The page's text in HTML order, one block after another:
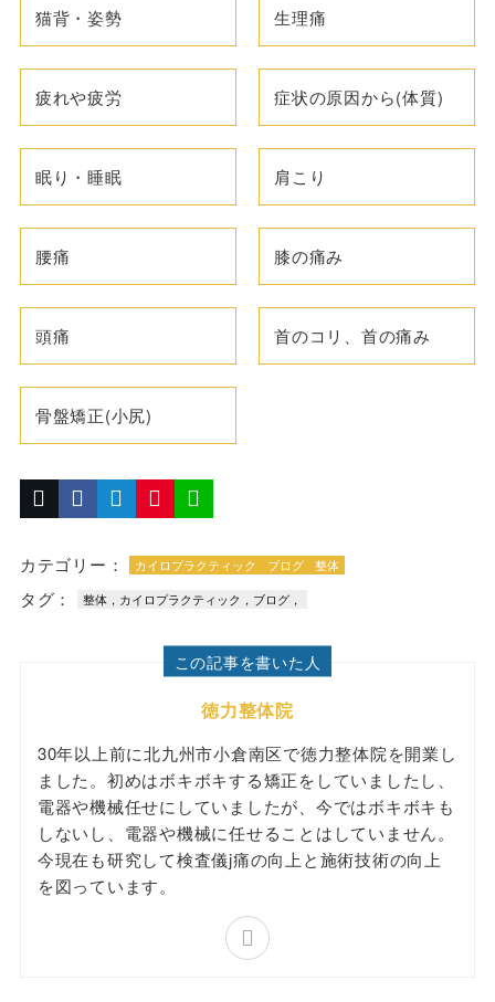
猫背・姿勢 生理痛
疲れや疲労 症状の原因から(体質)
眠り・睡眠 肩こり
腰痛 膝の痛み
頭痛 首のコリ、首の痛み
骨盤矯正(小尻)
カテゴリー： カイロプラクティック ブログ 整体
タグ： 整体，カイロプラクティック，ブログ，
この記事を書いた人
徳力整体院
30年以上前に北九州市小倉南区で徳力整体院を開業し
ました。初めはボキボキする矯正をしていましたし、
電器や機械任せにしていましたが、今ではボキボキも
しないし、電器や機械に任せることはしていません。
今現在も研究して検査儀j痛の向上と施術技術の向上
を図っています。